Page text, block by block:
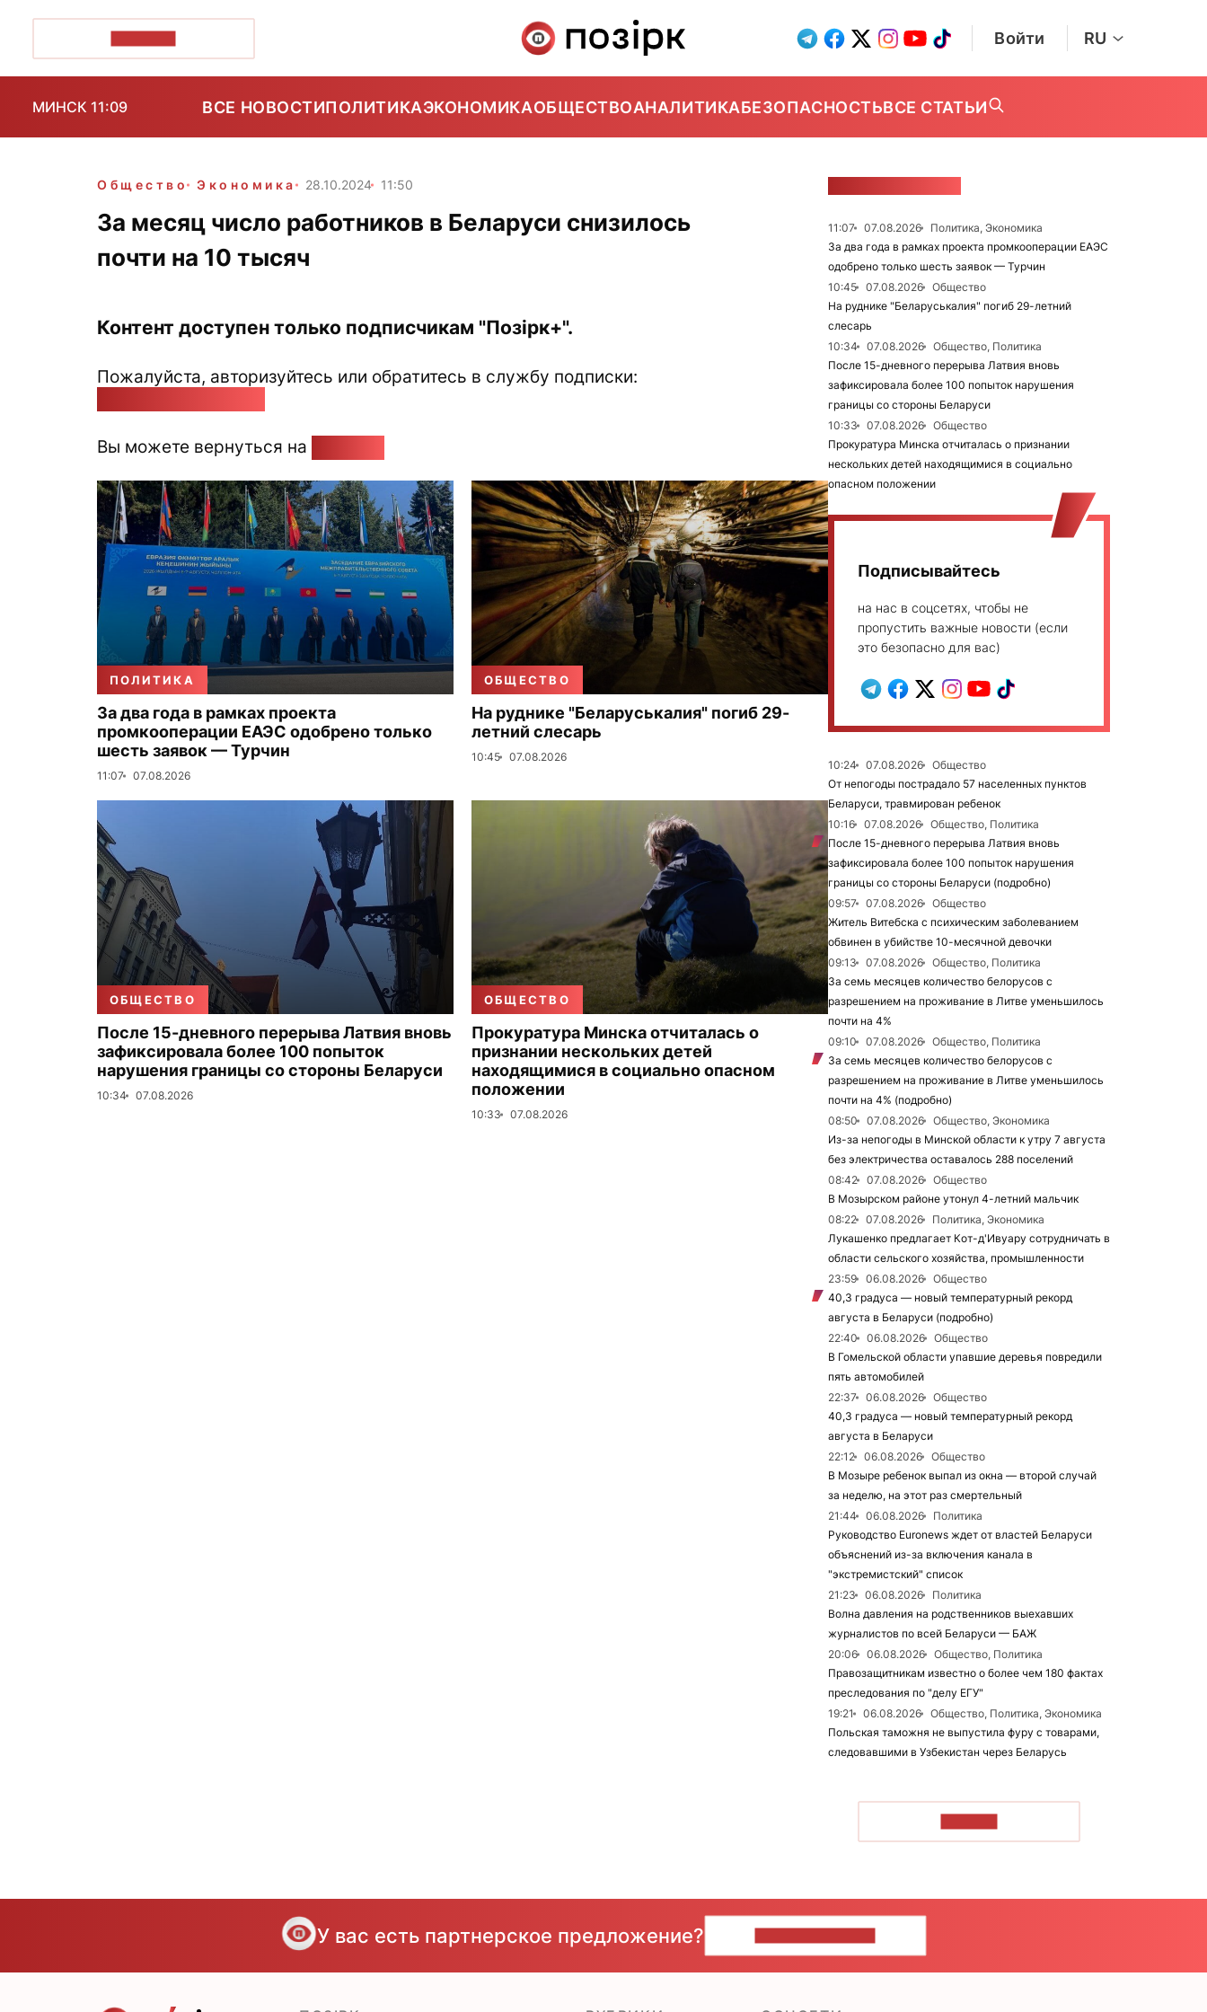
Войти RU
МИНСК 11:09 ВСЕ НОВОСТИПОЛИТИКАЭКОНОМИКАОБЩЕСТВОАНАЛИТИКАБЕЗОПАСНОСТЬВСЕ СТАТЬИ
Общество Экономика 28.10.2024 11:50
За месяц число работников в Беларуси снизилось
почти на 10 тысяч
Контент доступен только подписчикам "Позірк+".
Пожалуйста, авторизуйтесь или обратитесь в службу подписки:
Вы можете вернуться на
ПОЛИТИКА
За два года в рамках проекта
промкооперации ЕАЭС одобрено только
шесть заявок — Турчин
11:07 07.08.2026
ОБЩЕСТВО
На руднике "Беларуськалия" погиб 29-
летний слесарь
10:45 07.08.2026
ОБЩЕСТВО
После 15-дневного перерыва Латвия вновь
зафиксировала более 100 попыток
нарушения границы со стороны Беларуси
10:34 07.08.2026
ОБЩЕСТВО
Прокуратура Минска отчиталась о
признании нескольких детей
находящимися в социально опасном
положении
10:33 07.08.2026
11:07 07.08.2026
Политика, Экономика
За два года в рамках проекта промкооперации ЕАЭС
одобрено только шесть заявок — Турчин
10:45
07.08.2026
Общество
На руднике "Беларуськалия" погиб 29-летний
слесарь
10:34
07.08.2026
Общество, Политика
После 15-дневного перерыва Латвия вновь
зафиксировала более 100 попыток нарушения
границы со стороны Беларуси
10:33
07.08.2026
Общество
Прокуратура Минска отчиталась о признании
нескольких детей находящимися в социально
опасном положении
Подписывайтесь
на нас в соцсетях, чтобы не
пропустить важные новости (если
это безопасно для вас)
10:24 07.08.2026
Общество
От непогоды пострадало 57 населенных пунктов
Беларуси, травмирован ребенок
10:16
07.08.2026
Общество, Политика
После 15-дневного перерыва Латвия вновь
зафиксировала более 100 попыток нарушения
границы со стороны Беларуси (подробно)
09:57
07.08.2026
Общество
Житель Витебска с психическим заболеванием
обвинен в убийстве 10-месячной девочки
09:13
07.08.2026
Общество, Политика
За семь месяцев количество белорусов с
разрешением на проживание в Литве уменьшилось
почти на 4%
09:10
07.08.2026
Общество, Политика
За семь месяцев количество белорусов с
разрешением на проживание в Литве уменьшилось
почти на 4% (подробно)
08:50
07.08.2026
Общество, Экономика
Из-за непогоды в Минской области к утру 7 августа
без электричества оставалось 288 поселений
08:42
07.08.2026
Общество
В Мозырском районе утонул 4-летний мальчик
08:22
07.08.2026
Политика, Экономика
Лукашенко предлагает Кот-д'Ивуару сотрудничать в
области сельского хозяйства, промышленности
23:59
06.08.2026
Общество
40,3 градуса — новый температурный рекорд
августа в Беларуси (подробно)
22:40
06.08.2026
Общество
В Гомельской области упавшие деревья повредили
пять автомобилей
22:37
06.08.2026
Общество
40,3 градуса — новый температурный рекорд
августа в Беларуси
22:12
06.08.2026
Общество
В Мозыре ребенок выпал из окна — второй случай
за неделю, на этот раз смертельный
21:44
06.08.2026
Политика
Руководство Euronews ждет от властей Беларуси
объяснений из-за включения канала в
"экстремистский" список
21:23
06.08.2026
Политика
Волна давления на родственников выехавших
журналистов по всей Беларуси — БАЖ
20:06
06.08.2026
Общество, Политика
Правозащитникам известно о более чем 180 фактах
преследования по "делу ЕГУ"
19:21
06.08.2026
Общество, Политика, Экономика
Польская таможня не выпустила фуру с товарами,
следовавшими в Узбекистан через Беларусь
У вас есть партнерское предложение?